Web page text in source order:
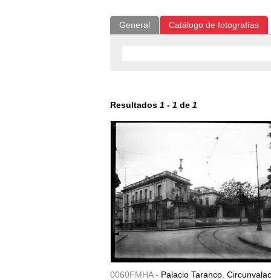
General Catálogo de fotografías
Resultados 1 - 1 de 1
0060FMHA - Palacio Taranco.